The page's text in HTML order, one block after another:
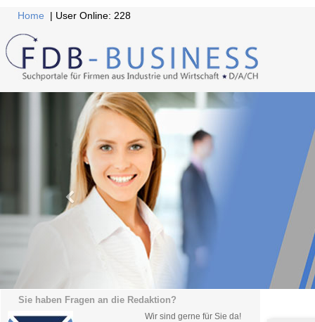
Home | User Online: 228
Sie haben Fragen an die Redaktion?
Wir sind gerne für Sie da!